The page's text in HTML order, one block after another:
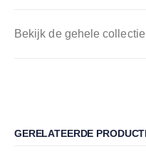
Bekijk de gehele
GERELATEERDE